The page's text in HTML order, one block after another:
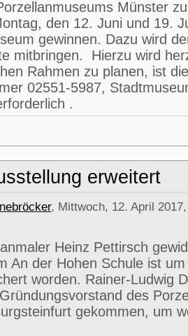
Münster
den 12. Juni und 19.
gewinnen. Dazu wird
mitbringen. Hierzu wird
Rahmen zu planen, ist
02551-5987,
.
erweitert
, Mittwoch, 12. April
Heinz Pettirsch
An der Hohen Schule ist
worden. Rainer-Ludwig
des
gekommen, um